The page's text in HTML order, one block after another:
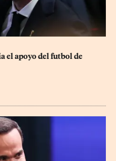
el apoyo del futbol de